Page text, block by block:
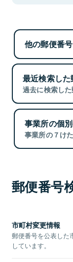
他の郵便番
最近検索し
過去に検索した
事業所の個
事業所の７け
郵便番号
市町村変更情報
郵便番号を公表した
しています。